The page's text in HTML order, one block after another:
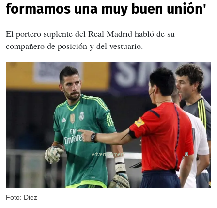
formamos una muy buen unión'
El portero suplente del Real Madrid habló de su
compañero de posición y del vestuario.
Foto: Diez
X